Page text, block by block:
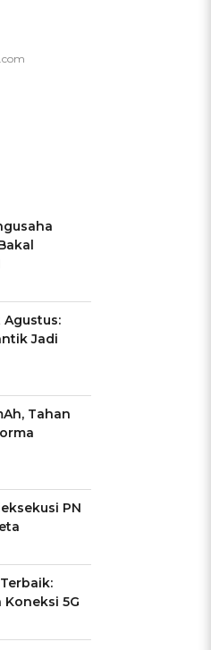
KUIS: Seberapa Kenal
Kamu dengan Si Zodiak
Cancer?
Jadi
Tahan
PN
Koneksi 5G